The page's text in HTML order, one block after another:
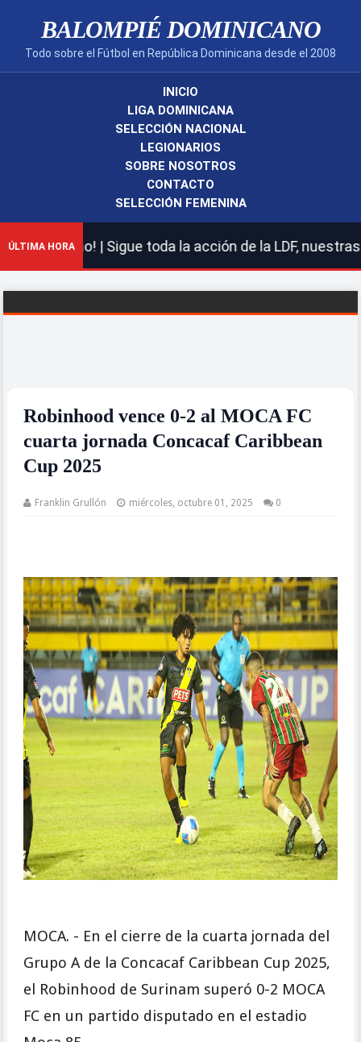
BALOMPIÉ DOMINICANO
Todo sobre el Fútbol en República Dominicana desde el 2008
INICIO
LIGA DOMINICANA
SELECCIÓN NACIONAL
LEGIONARIOS
SOBRE NOSOTROS
CONTACTO
SELECCIÓN FEMENINA
ÚLTIMA HORA| Sigue toda la acción de la LDF, nuestras
Robinhood vence 0-2 al MOCA FC
cuarta jornada Concacaf Caribbean
Cup 2025
Franklin Grullón miércoles, octubre 01, 2025 0
MOCA. - En el cierre de la cuarta jornada del
Grupo A de la Concacaf Caribbean Cup 2025,
el Robinhood de Surinam superó 0-2 MOCA
FC en un partido disputado en el estadio